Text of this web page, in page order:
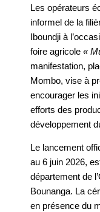
Les opérateurs
informel de la
Iboundji à
foire agricole «
manifestation,
Mombo, vise à
encourager les
efforts des
développement
Le lancement
au 6 juin 2026,
département de
Bounanga. La
en présence du